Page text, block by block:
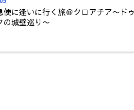
便に逢いに行く旅＠クロアチア〜ドゥ
の城壁巡り〜